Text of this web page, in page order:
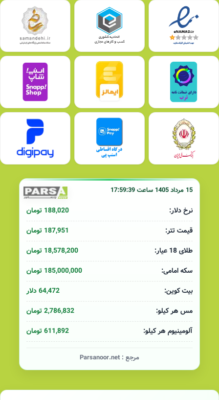
15 مرداد 1405 ساعت 17:59:39
نرخ دلار:
188,020 تومان
قیمت تتر:
187,951 تومان
طلای 18 عیار:
18,578,200 تومان
سکه امامی:
185,000,000 تومان
بیت کوین:
64,472 دلار
مس هر کیلو:
2,786,832 تومان
آلومینیوم هر کیلو:
611,892 تومان
مرجع : Parsanoor.net